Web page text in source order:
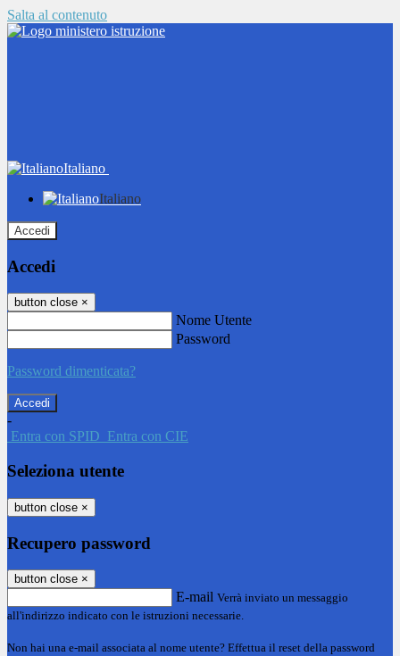
Salta al contenuto
Italiano
Italiano
Accedi
Accedi
button close ×
Nome Utente
Password
Password dimenticata?
-
Entra con SPID Entra con CIE
Seleziona utente
button close ×
Recupero password
button close ×
E-mail Verrà inviato un messaggio
all'indirizzo indicato con le istruzioni necessarie.
Non hai una e-mail associata al nome utente? Effettua il reset della password